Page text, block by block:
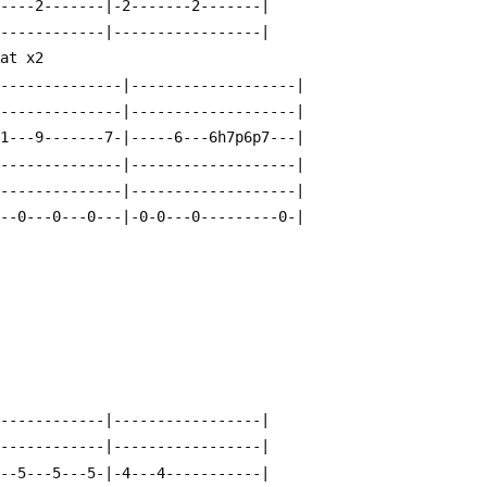
2-------|-2-------2-------|
|-----------------|
Repeat x2
|-------------------|
|-------------------|
7-|-----6---6h7p6p7---|
|-------------------|
|-------------------|
0---0---|-0-0---0---------0-|
|-----------------|
|-----------------|
5---5---5-|-4---4-----------|